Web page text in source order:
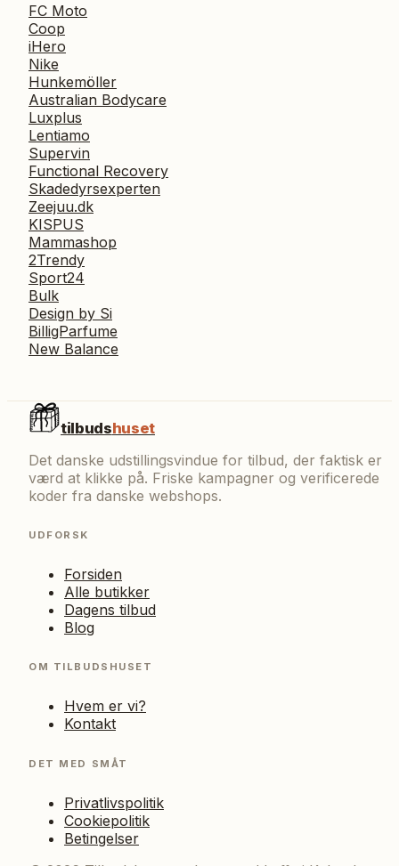
FC Moto
Coop
iHero
Nike
Hunkemöller
Australian Bodycare
Luxplus
Lentiamo
Supervin
Functional Recovery
Skadedyrsexperten
Zeejuu.dk
KISPUS
Mammashop
2Trendy
Sport24
Bulk
Design by Si
BilligParfume
New Balance
tilbudshuset
Det danske udstillingsvindue for tilbud, der faktisk er
værd at klikke på. Friske kampagner og verificerede
koder fra danske webshops.
UDFORSK
Forsiden
Alle butikker
Dagens tilbud
Blog
OM TILBUDSHUSET
Hvem er vi?
Kontakt
DET MED SMÅT
Privatlivspolitik
Cookiepolitik
Betingelser